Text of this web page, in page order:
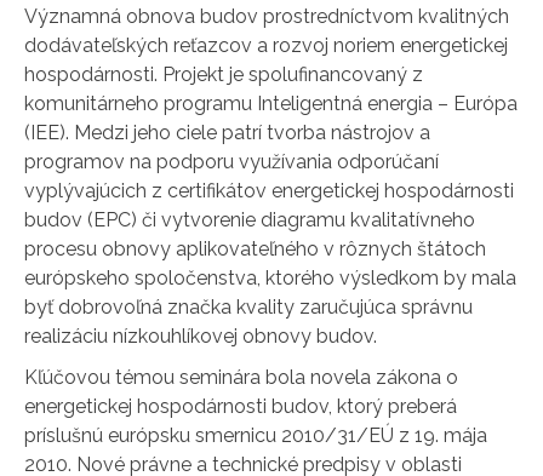
Významná obnova budov prostredníctvom kvalitných
dodávateľských reťazcov a rozvoj noriem energetickej
hospodárnosti. Projekt je spolufinancovaný z
komunitárneho programu Inteligentná energia – Európa
(IEE). Medzi jeho ciele patrí tvorba nástrojov a
programov na podporu využívania odporúčaní
vyplývajúcich z certifikátov energetickej hospodárnosti
budov (EPC) či vytvorenie diagramu kvalitatívneho
procesu obnovy aplikovateľného v rôznych štátoch
európskeho spoločenstva, ktorého výsledkom by mala
byť dobrovoľná značka kvality zaručujúca správnu
realizáciu nízkouhlíkovej obnovy budov.
Kľúčovou témou seminára bola novela zákona o
energetickej hospodárnosti budov, ktorý preberá
príslušnú európsku smernicu 2010/31/EÚ z 19. mája
2010. Nové právne a technické predpisy v oblasti